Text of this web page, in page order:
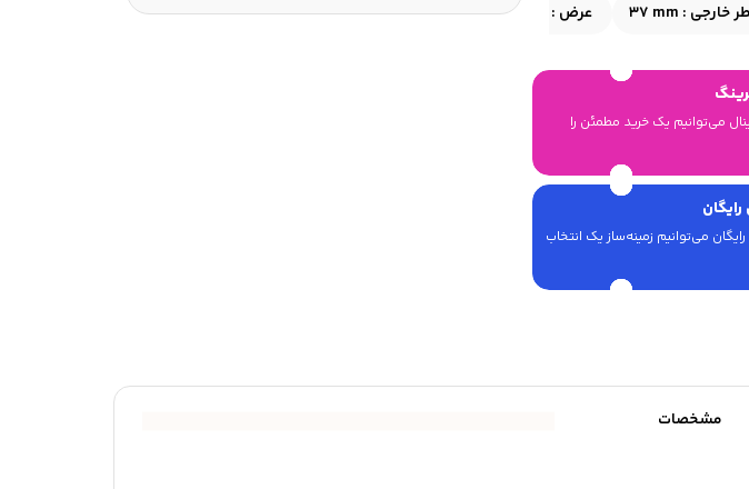
خارجی : 37 mm عرض : 13 mm بار اولیه :14.7 kN بار ثابت :25.5 kN بار خستگی :
با ارائه بیرینگ اورجینال می‎‌توانیم یک خرید مطمئن را
می‌توانیم زمینه‌ساز یک انتخاب
مشخصات